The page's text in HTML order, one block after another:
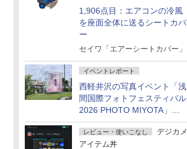
1,906点目：エアコンの冷風
を座面全体に送るシートカバ
ー
セイワ「エアーシートカバー」
イベントレポート
西軽井沢の写真イベント「浅
間国際フォトフェスティバル
2026 PHOTO MIYOTA」が
開幕
レビュー・使いこなし
デジカメ
アイテム丼